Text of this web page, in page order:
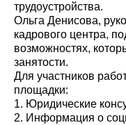
трудоустройства.
Ольга Денисова,
кадрового центра,
возможностях,
занятости.
Для участников
площадки:
1. Юридические
2. Информация о